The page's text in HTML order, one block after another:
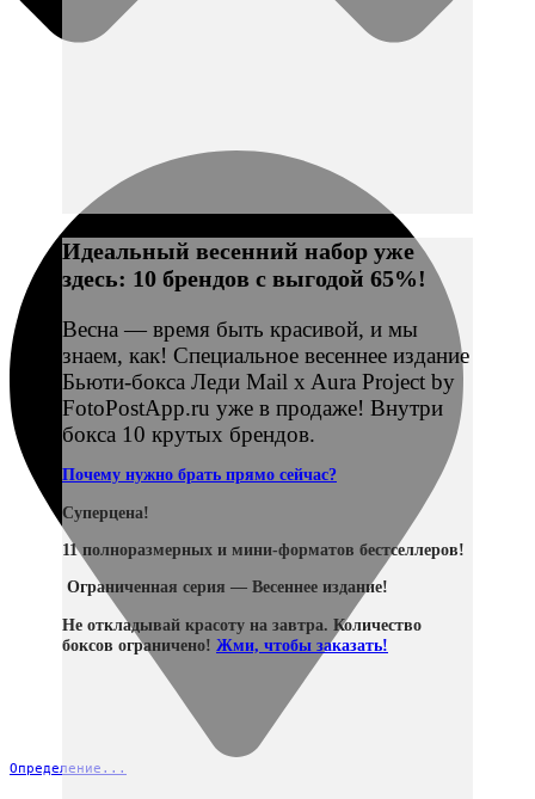
Определение...
Идеальный весенний набор уже
здесь: 10 брендов с выгодой 65%!
Весна — время быть красивой, и мы
знаем, как! Специальное весеннее издание
Бьюти-бокса Леди Mail x Aura Project by
FotoPostApp.ru уже в продаже! Внутри
бокса 10 крутых брендов.
Почему нужно брать прямо сейчас?
Суперцена!
11 полноразмерных и мини-форматов бестселлеров!
Ограниченная серия — Весеннее издание!
Не откладывай красоту на завтра. Количество
боксов ограничено! Жми, чтобы заказать!